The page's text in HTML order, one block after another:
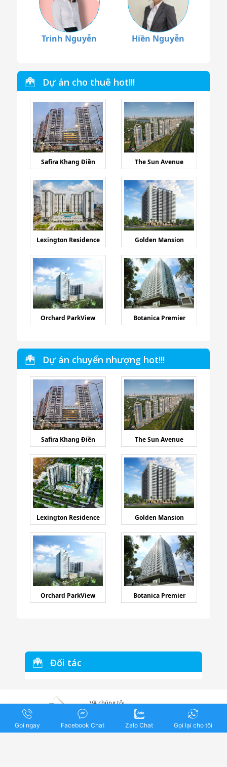
Trinh Nguyễn Hiền Nguyễn
Dự án cho thuê hot!!!
Safira Khang Điền The Sun Avenue
Lexington Residence Golden Mansion
Orchard ParkView Botanica Premier
Dự án chuyển nhượng hot!!!
Safira Khang Điền The Sun Avenue
Lexington Residence Golden Mansion
Orchard ParkView Botanica Premier
Gọi ngay Facebook Chat Zalo Chat Gọi lại cho tôi
Đối tác
Về chúng tôi
Tuyển dụng